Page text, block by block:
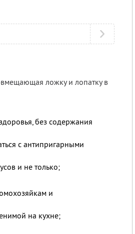
ложку и лопатку в
без содержания
с антипригарными
и не только;
и
на кухне;